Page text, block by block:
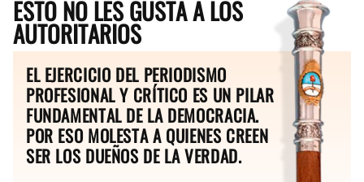
ESTO NO LES GUSTA A LOS
AUTORITARIOS
EL EJERCICIO DEL PERIODISMO
PROFESIONAL Y CRÍTICO ES UN PILAR
FUNDAMENTAL DE LA DEMOCRACIA.
POR ESO MOLESTA A QUIENES CREEN
SER LOS DUEÑOS DE LA VERDAD.